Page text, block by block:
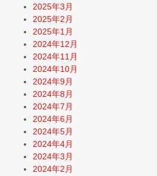
2025年3月
2025年2月
2025年1月
2024年12月
2024年11月
2024年10月
2024年9月
2024年8月
2024年7月
2024年6月
2024年5月
2024年4月
2024年3月
2024年2月